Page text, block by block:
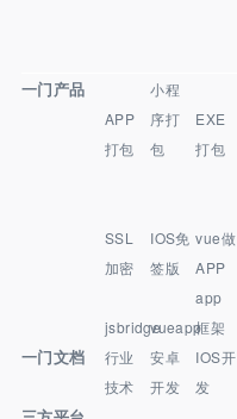
一门产品
APP
打包
小程
序打
包
EXE
打包
SSL
加密
IOS免
签版
vue做
APP
jsbridgevueapp
app
框架
一门文档
行业
技术
安卓
开发
IOS开
发